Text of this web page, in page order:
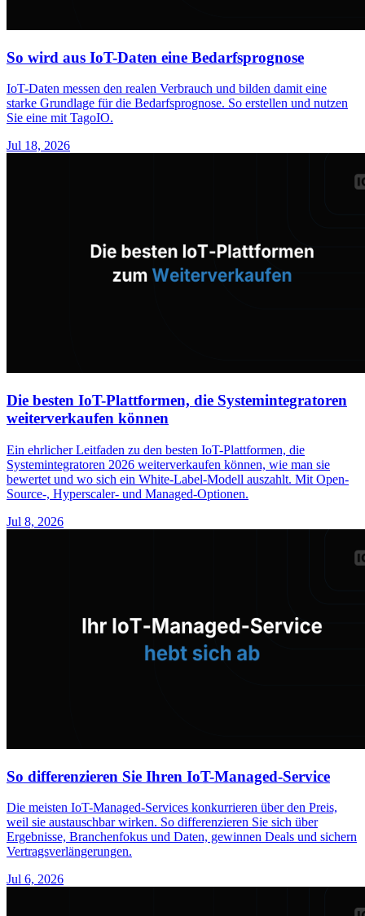
So wird aus IoT-Daten eine Bedarfsprognose
IoT-Daten messen den realen Verbrauch und bilden damit eine
starke Grundlage für die Bedarfsprognose. So erstellen und nutzen
Sie eine mit TagoIO.
Jul 18, 2026
Die besten IoT-Plattformen, die Systemintegratoren
weiterverkaufen können
Ein ehrlicher Leitfaden zu den besten IoT-Plattformen, die
Systemintegratoren 2026 weiterverkaufen können, wie man sie
bewertet und wo sich ein White-Label-Modell auszahlt. Mit Open-
Source-, Hyperscaler- und Managed-Optionen.
Jul 8, 2026
So differenzieren Sie Ihren IoT-Managed-Service
Die meisten IoT-Managed-Services konkurrieren über den Preis,
weil sie austauschbar wirken. So differenzieren Sie sich über
Ergebnisse, Branchenfokus und Daten, gewinnen Deals und sichern
Vertragsverlängerungen.
Jul 6, 2026